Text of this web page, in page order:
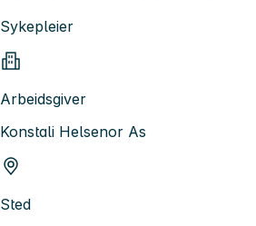
Sykepleier
Arbeidsgiver
Konstali Helsenor As
Sted